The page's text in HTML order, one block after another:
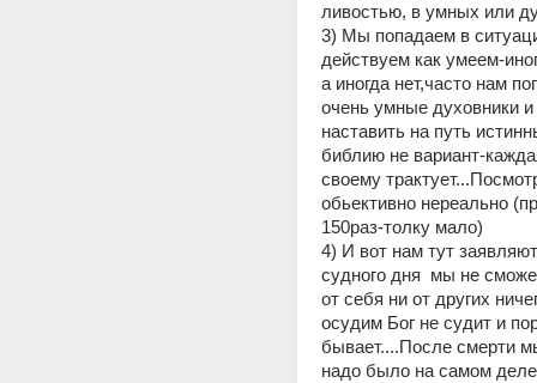
ливостью, в умных или
3) Мы попадаем в
действуем как умеем-
а иногда нет,часто нам
очень умные духовники и
наставить на путь
библию не вариант-
своему
обьективно нереально
150раз-толку мало)
4) И вот нам тут
судного дня  мы не
от себя ни от других
осудим Бог не судит и
бывает....После смерти
надо было на самом